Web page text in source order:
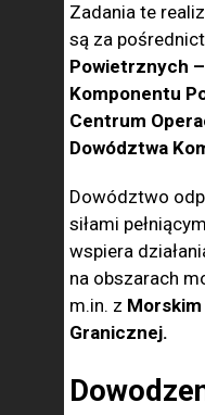
Zadania te
są za
Powietrznych
Komponentu
Centrum
Dowództwa
Dowództwo
siłami
wspiera
na obszarach
m.in. z Morskim
Granicznej.